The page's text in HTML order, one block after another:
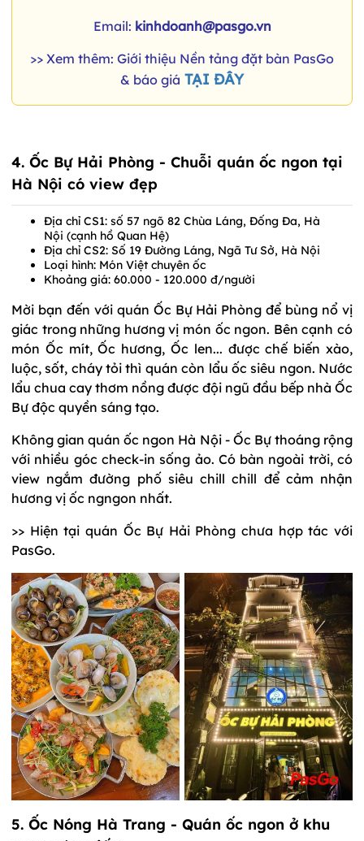
Email: kinhdoanh@pasgo.vn
>> Xem thêm: Giới thiệu Nền tảng đặt bàn PasGo
& báo giá TẠI ĐÂY
4. Ốc Bự Hải Phòng - Chuỗi quán ốc ngon tại
Hà Nội có view đẹp
Địa chỉ CS1: số 57 ngõ 82 Chùa Láng, Đống Đa, Hà
Nội (cạnh hồ Quan Hệ)
Địa chỉ CS2: Số 19 Đường Láng, Ngã Tư Sở, Hà Nội
Loại hình: Món Việt chuyên ốc
Khoảng giá: 60.000 - 120.000 đ/người
Mời bạn đến với quán Ốc Bự Hải Phòng để bùng nổ vị
giác trong những hương vị món ốc ngon. Bên cạnh có
món Ốc mít, Ốc hương, Ốc len... được chế biến xào,
luộc, sốt, cháy tỏi thì quán còn lẩu ốc siêu ngon. Nước
lẩu chua cay thơm nồng được đội ngũ đầu bếp nhà Ốc
Bự độc quyền sáng tạo.
Không gian quán ốc ngon Hà Nội - Ốc Bự thoáng rộng
với nhiều góc check-in sống ảo. Có bàn ngoài trời, có
view ngắm đường phố siêu chill chill để cảm nhận
hương vị ốc ngngon nhất.
>> Hiện tại quán Ốc Bự Hải Phòng chưa hợp tác với
PasGo.
5. Ốc Nóng Hà Trang - Quán ốc ngon ở khu